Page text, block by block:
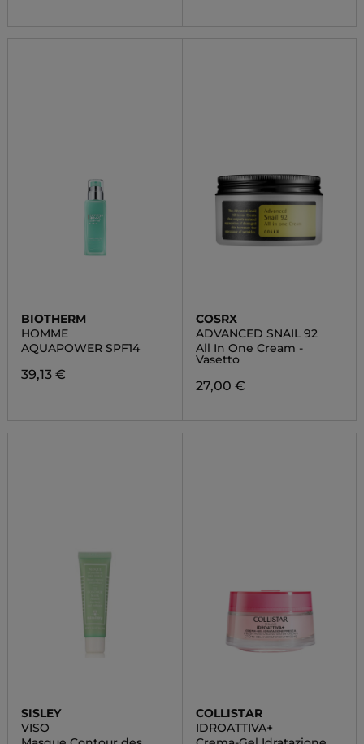
BIOTHERM
HOMME
AQUAPOWER SPF14
39,13 €
COSRX
ADVANCED SNAIL 92
All In One Cream -
Vasetto
27,00 €
SISLEY
VISO
COLLISTAR
IDROATTIVA+